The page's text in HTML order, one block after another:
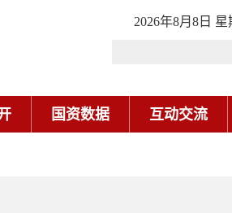
2026年8月8日 星
国资数据 互动交流